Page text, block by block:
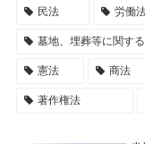
民法 労働
墓地、埋葬等に関す
憲法 商法
著作権法